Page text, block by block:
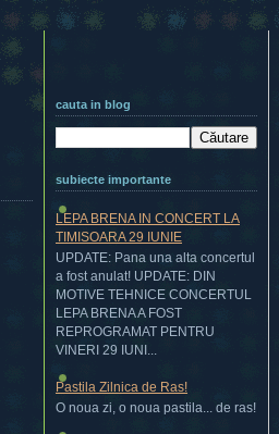
cauta in blog
subiecte importante
LEPA BRENA IN CONCERT LA
TIMISOARA 29 IUNIE
UPDATE: Pana una alta concertul
a fost anulat! UPDATE: DIN
MOTIVE TEHNICE CONCERTUL
LEPA BRENA A FOST
REPROGRAMAT PENTRU
VINERI 29 IUNI...
Pastila Zilnica de Ras!
O noua zi, o noua pastila... de ras!